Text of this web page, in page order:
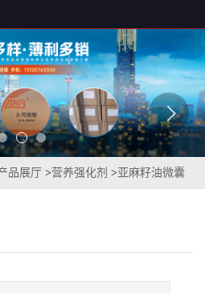
品展厅 >营养强化剂 >亚麻籽油微囊